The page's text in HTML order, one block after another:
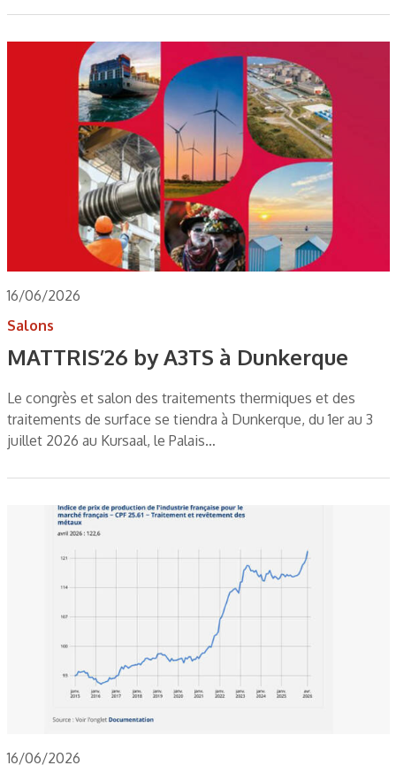
16/06/2026
Salons
MATTRIS’26 by A3TS à Dunkerque
Le congrès et salon des traitements thermiques et des
traitements de surface se tiendra à Dunkerque, du 1er au 3
juillet 2026 au Kursaal, le Palais…
16/06/2026